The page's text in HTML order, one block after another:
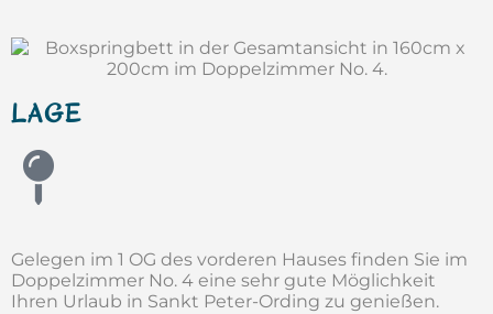
LAGE
Gelegen im 1 OG des vorderen Hauses finden Sie im
Doppelzimmer No. 4 eine sehr gute Möglichkeit
Ihren Urlaub in Sankt Peter-Ording zu genießen.